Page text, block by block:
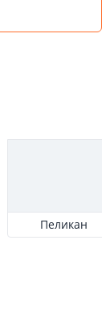
Пеликан